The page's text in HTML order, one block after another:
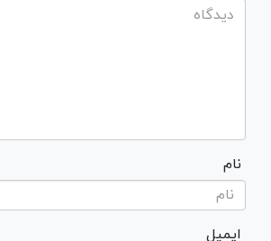
نام
ایمیل